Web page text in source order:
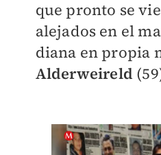
que pronto se
alejados en el
diana en propia
Alderweireld